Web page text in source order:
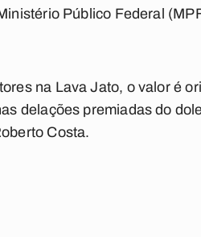
Público Federal
na Lava Jato, o valor é
delações premiadas do
Costa.